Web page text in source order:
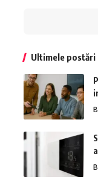
Ultimele postări